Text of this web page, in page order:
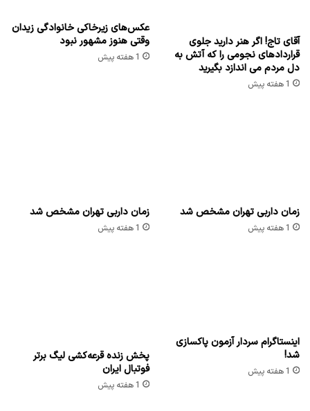
آقای تاج! اگر هنر دارید جلوی
قراردادهای نجومی را که آتش به
دل مردم می اندازد بگیرید
1 هفته پیش
عکس‌های زیرخاکی خانوادگی زیدان
وقتی هنوز مشهور نبود
1 هفته پیش
زمان داربی تهران مشخص شد
1 هفته پیش
زمان داربی تهران مشخص شد
1 هفته پیش
اینستاگرام سردار آزمون پاکسازی
شد!
1 هفته پیش
پخش زنده قرعه‌کشی لیگ برتر
فوتبال ایران
1 هفته پیش